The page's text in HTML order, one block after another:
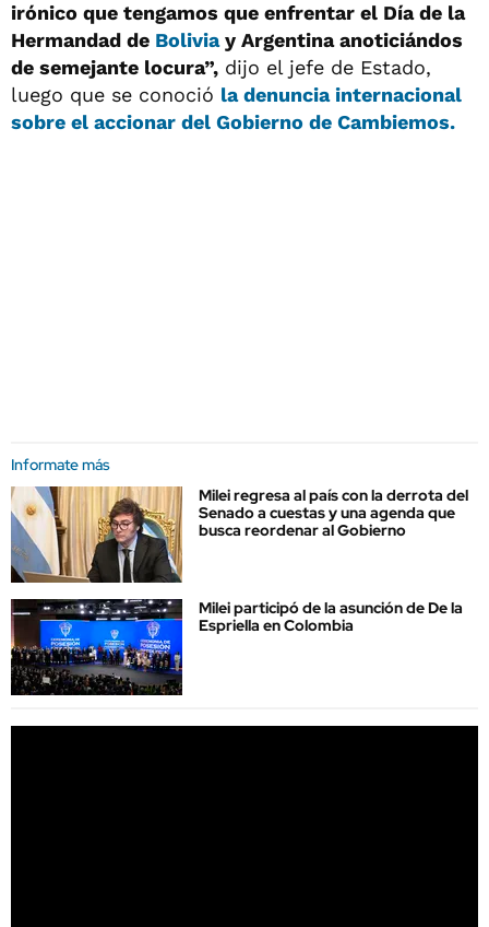
irónico que tengamos que enfrentar el Día de la
Hermandad de Boliviay Argentina anoticiándos
de semejante locura”, dijo el jefe de Estado,
luego que se conoció la denuncia internacional
sobre el accionar del Gobierno de Cambiemos.
Informate más
Milei regresa al país con la derrota del
Senado a cuestas y una agenda que
busca reordenar al Gobierno
Milei participó de la asunción de De la
Espriella en Colombia